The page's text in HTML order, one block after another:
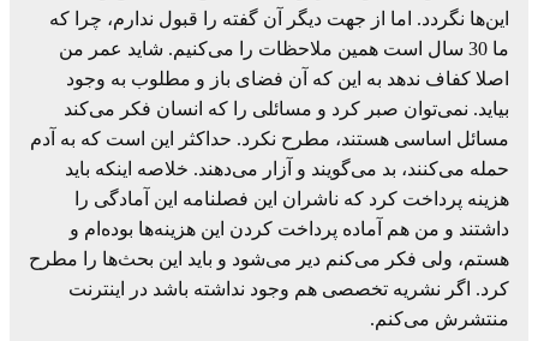
این‌ها نگردد. اما از جهت دیگر آن گفته را قبول ندارم، چرا که
ما 30 سال است همین ملاحظات را می‌کنیم. شاید عمر من
اصلا کفاف ندهد به این که آن فضای باز و مطلوب به وجود
بیاید. نمی‌توان صبر کرد و مسائلی را که انسان فکر می‌کند
مسائل اساسی هستند، مطرح نکرد. حداکثر این است که به آدم
حمله می‌کنند، بد می‌گویند و آزار می‌دهند. خلاصه اینکه باید
هزینه پرداخت کرد که ناشران این فصلنامه این آمادگی را
داشتند و من هم آماده پرداخت کردن این هزینه‌ها بوده‌ام و
هستم، ولی فکر می‌کنم دیر می‌شود و باید این بحث‌ها را مطرح
کرد. اگر نشریه‌ تخصصی هم وجود نداشته باشد در اینترنت
منتشرش می‌کنم.